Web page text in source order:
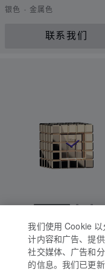
银色 - 金属色
联系我们
ICE CUBE座钟
玫瑰金色- 金属色
联系我们
我们使用 Cookie
计内容和广告、提
社交媒体、广告和
的信息。我们已更